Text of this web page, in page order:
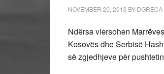
NOVEMBER 20, 2013 BY DGRECA
Ndërsa vlersohen
Kosovës dhe Serbisë
së zgjedhjeve për